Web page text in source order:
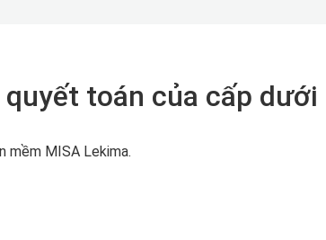
toán của cấp dưới
mềm MISA Lekima.